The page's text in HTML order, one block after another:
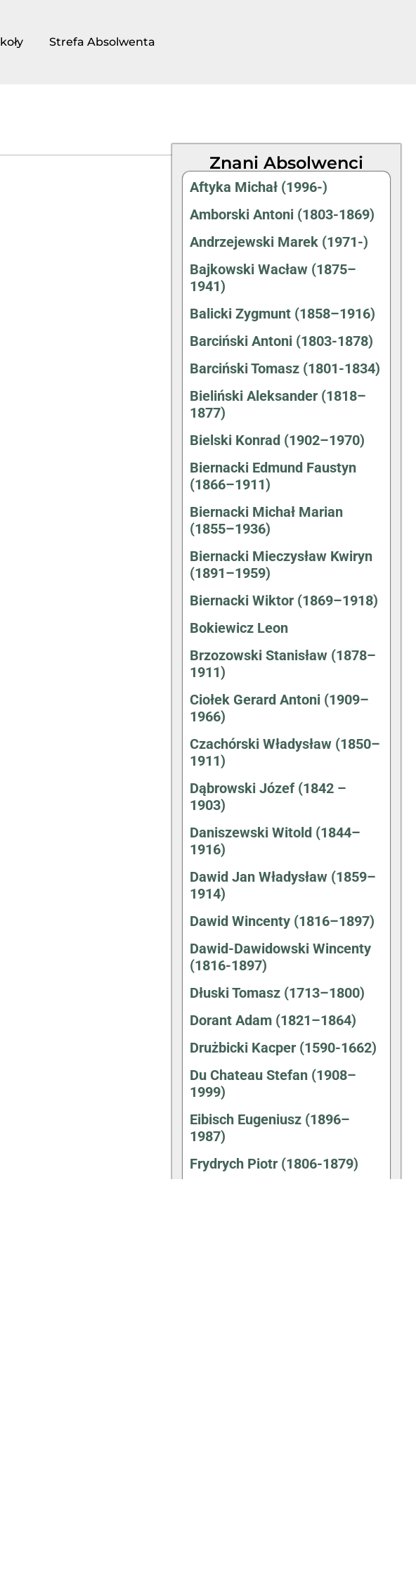
Strefa Absolwenta
Znani Absolwenci
Aftyka Michał (1996-)
Amborski Antoni (1803-1869)
Andrzejewski Marek (1971-)
Bajkowski Wacław (1875–
1941)
Balicki Zygmunt (1858–1916)
Barciński Antoni (1803-1878)
Barciński Tomasz (1801-1834)
Bieliński Aleksander (1818–
1877)
Bielski Konrad (1902–1970)
Biernacki Edmund Faustyn
(1866–1911)
Biernacki Michał Marian
(1855–1936)
Biernacki Mieczysław Kwiryn
(1891–1959)
Biernacki Wiktor (1869–1918)
Bokiewicz Leon
Brzozowski Stanisław (1878–
1911)
Ciołek Gerard Antoni (1909–
1966)
Czachórski Władysław (1850–
1911)
Dąbrowski Józef (1842 –
1903)
Daniszewski Witold (1844–
1916)
Dawid Jan Władysław (1859–
1914)
Dawid Wincenty (1816–1897)
Dawid-Dawidowski Wincenty
(1816-1897)
Dłuski Tomasz (1713–1800)
Dorant Adam (1821–1864)
Drużbicki Kacper (1590-1662)
Du Chateau Stefan (1908–
1999)
Eibisch Eugeniusz (1896–
1987)
Frydrych Piotr (1806-1879)